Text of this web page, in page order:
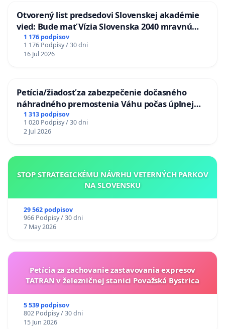
Otvorený list predsedovi Slovenskej akadémie
vied: Bude mať Vízia Slovenska 2040 mravnú
chrbticu?
1 176 podpisov
1 176 Podpisy / 30 dni
16 Jul 2026
Petícia/žiadosť za zabezpečenie dočasného
náhradného premostenia Váhu počas úplnej
uzávery Vážskeho mosta v Komárne
1 313 podpisov
1 020 Podpisy / 30 dni
2 Jul 2026
STOP STRATEGICKÉMU NÁVRHU VETERNÝCH PARKOV
NA SLOVENSKU
29 562 podpisov
966 Podpisy / 30 dni
7 May 2026
Petícia za zachovanie zastavovania expresov
TATRAN v železničnej stanici Považská Bystrica
5 539 podpisov
802 Podpisy / 30 dni
15 Jun 2026